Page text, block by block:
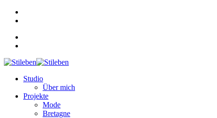
Studio
Über mich
Projekte
Mode
Bretagne